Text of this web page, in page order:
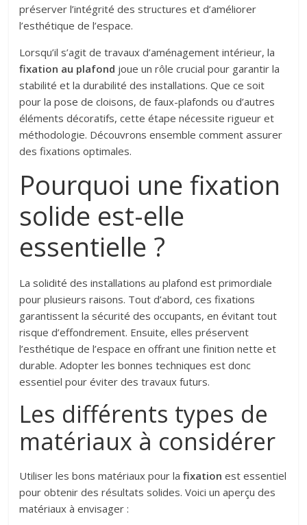
préserver l’intégrité des structures et d’améliorer
l’esthétique de l’espace.
Lorsqu’il s’agit de travaux d’aménagement intérieur, la
fixation au plafond joue un rôle crucial pour garantir la
stabilité et la durabilité des installations. Que ce soit
pour la pose de cloisons, de faux-plafonds ou d’autres
éléments décoratifs, cette étape nécessite rigueur et
méthodologie. Découvrons ensemble comment assurer
des fixations optimales.
Pourquoi une fixation
solide est-elle
essentielle ?
La solidité des installations au plafond est primordiale
pour plusieurs raisons. Tout d’abord, ces fixations
garantissent la sécurité des occupants, en évitant tout
risque d’effondrement. Ensuite, elles préservent
l’esthétique de l’espace en offrant une finition nette et
durable. Adopter les bonnes techniques est donc
essentiel pour éviter des travaux futurs.
Les différents types de
matériaux à considérer
Utiliser les bons matériaux pour lafixation est essentiel
pour obtenir des résultats solides. Voici un aperçu des
matériaux à envisager :